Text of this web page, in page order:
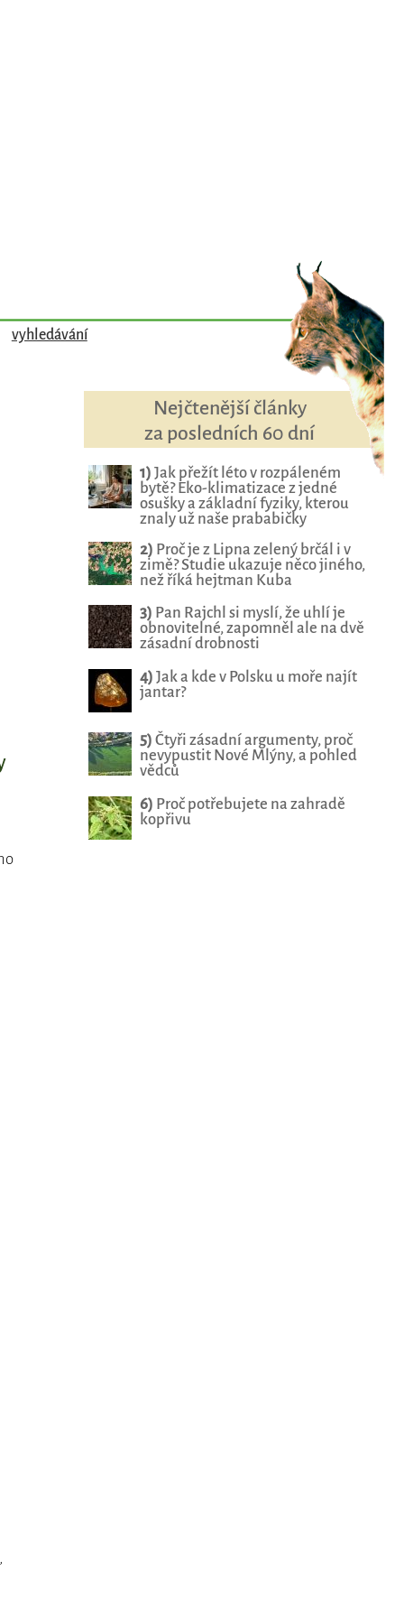
vyhledávání
Nejčtenější články
za posledních 60 dní
1) Jak přežít léto v rozpáleném
bytě? Eko-klimatizace z jedné
osušky a základní fyziky, kterou
znaly už naše prababičky
2) Proč je z Lipna zelený brčál i v
zimě? Studie ukazuje něco jiného,
než říká hejtman Kuba
3) Pan Rajchl si myslí, že uhlí je
obnovitelné, zapomněl ale na dvě
zásadní drobnosti
4) Jak a kde v Polsku u moře najít
jantar?
5) Čtyři zásadní argumenty, proč
nevypustit Nové Mlýny, a pohled
vědců
6) Proč potřebujete na zahradě
kopřivu